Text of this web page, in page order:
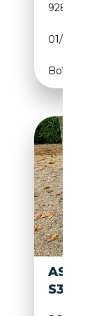
928 km
01/1961
Boîte
ASTON
S3